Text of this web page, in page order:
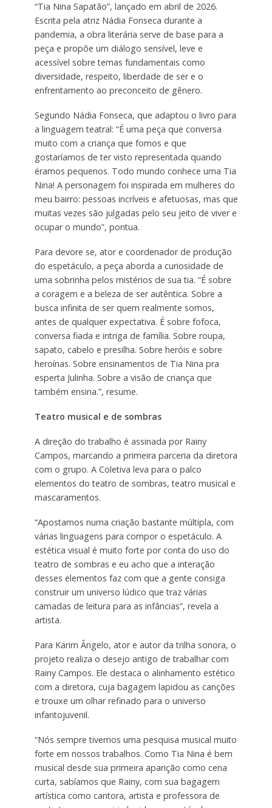
“Tia Nina Sapatão”, lançado em abril de 2026.
Escrita pela atriz Nádia Fonseca durante a
pandemia, a obra literária serve de base para a
peça e propõe um diálogo sensível, leve e
acessível sobre temas fundamentais como
diversidade, respeito, liberdade de ser e o
enfrentamento ao preconceito de gênero.
Segundo Nádia Fonseca, que adaptou o livro para
a linguagem teatral: “É uma peça que conversa
muito com a criança que fomos e que
gostaríamos de ter visto representada quando
éramos pequenos. Todo mundo conhece uma Tia
Nina! A personagem foi inspirada em mulheres do
meu bairro: pessoas incríveis e afetuosas, mas que
muitas vezes são julgadas pelo seu jeito de viver e
ocupar o mundo”, pontua.
Para devore se, ator e coordenador de produção
do espetáculo, a peça aborda a curiosidade de
uma sobrinha pelos mistérios de sua tia. “É sobre
a coragem e a beleza de ser autêntica. Sobre a
busca infinita de ser quem realmente somos,
antes de qualquer expectativa. É sobre fofoca,
conversa fiada e intriga de família. Sobre roupa,
sapato, cabelo e presilha. Sobre heróis e sobre
heroínas. Sobre ensinamentos de Tia Nina pra
esperta Julinha. Sobre a visão de criança que
também ensina.”, resume.
Teatro musical e de sombras
A direção do trabalho é assinada por Rainy
Campos, marcando a primeira parceria da diretora
com o grupo. A Coletiva leva para o palco
elementos do teatro de sombras, teatro musical e
mascaramentos.
“Apostamos numa criação bastante múltipla, com
várias linguagens para compor o espetáculo. A
estética visual é muito forte por conta do uso do
teatro de sombras e eu acho que a interação
desses elementos faz com que a gente consiga
construir um universo lúdico que traz várias
camadas de leitura para as infâncias”, revela a
artista.
Para Karim Ângelo, ator e autor da trilha sonora, o
projeto realiza o desejo antigo de trabalhar com
Rainy Campos. Ele destaca o alinhamento estético
com a diretora, cuja bagagem lapidou as canções
e trouxe um olhar refinado para o universo
infantojuvenil.
“Nós sempre tivemos uma pesquisa musical muito
forte em nossos trabalhos. Como Tia Nina é bem
musical desde sua primeira aparição como cena
curta, sabíamos que Rainy, com sua bagagem
artística como cantora, artista e professora de